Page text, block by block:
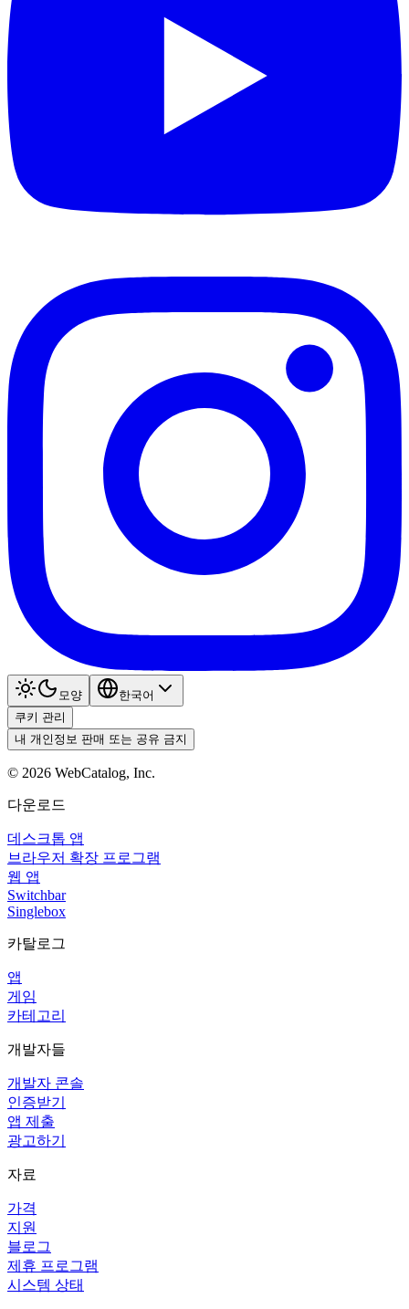
모양
한국어
쿠키 관리
내 개인정보 판매 또는 공유 금지
© 2026 WebCatalog, Inc.
다운로드
데스크톱 앱
브라우저 확장 프로그램
웹 앱
Switchbar
Singlebox
카탈로그
앱
게임
카테고리
개발자들
개발자 콘솔
인증받기
앱 제출
광고하기
자료
가격
지원
블로그
제휴 프로그램
시스템 상태